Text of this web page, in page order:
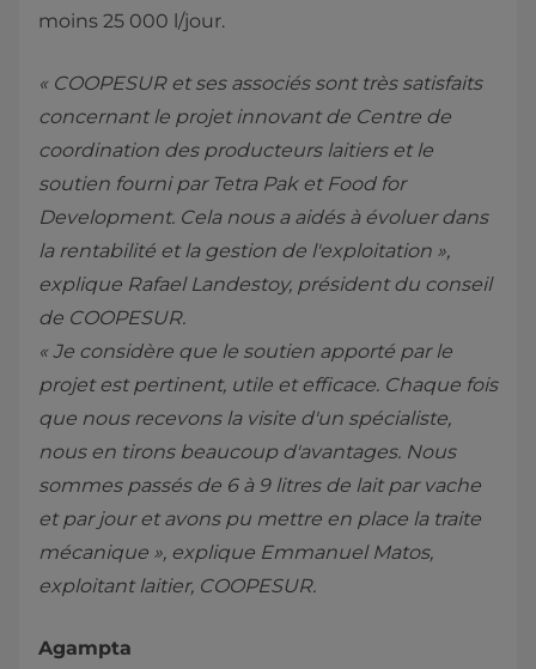
moins 25 000 l/jour.
« COOPESUR et ses associés sont très satisfaits
concernant le projet innovant de Centre de
coordination des producteurs laitiers et le
soutien fourni par Tetra Pak et Food for
Development. Cela nous a aidés à évoluer dans
la rentabilité et la gestion de l'exploitation »,
explique Rafael Landestoy, président du conseil
de COOPESUR.
« Je considère que le soutien apporté par le
projet est pertinent, utile et efficace. Chaque fois
que nous recevons la visite d'un spécialiste,
nous en tirons beaucoup d'avantages. Nous
sommes passés de 6 à 9 litres de lait par vache
et par jour et avons pu mettre en place la traite
mécanique », explique Emmanuel Matos,
exploitant laitier, COOPESUR.
Agampta